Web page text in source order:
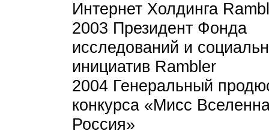
Интернет Холдинга
2003 Президент Фонда
исследований и
инициатив Rambler
2004 Генеральный
конкурса «Мисс
Россия»